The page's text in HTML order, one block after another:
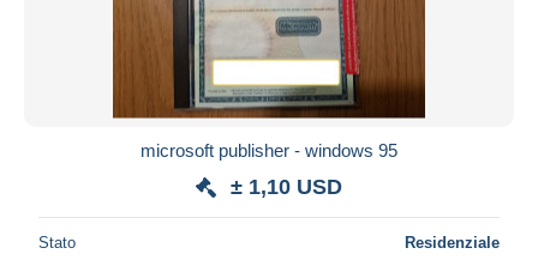
microsoft publisher - windows 95
± 1,10 USD
Stato Residenziale